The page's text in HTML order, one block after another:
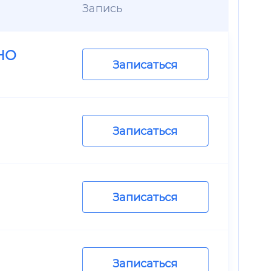
Запись
Записаться
Записаться
Записаться
Записаться